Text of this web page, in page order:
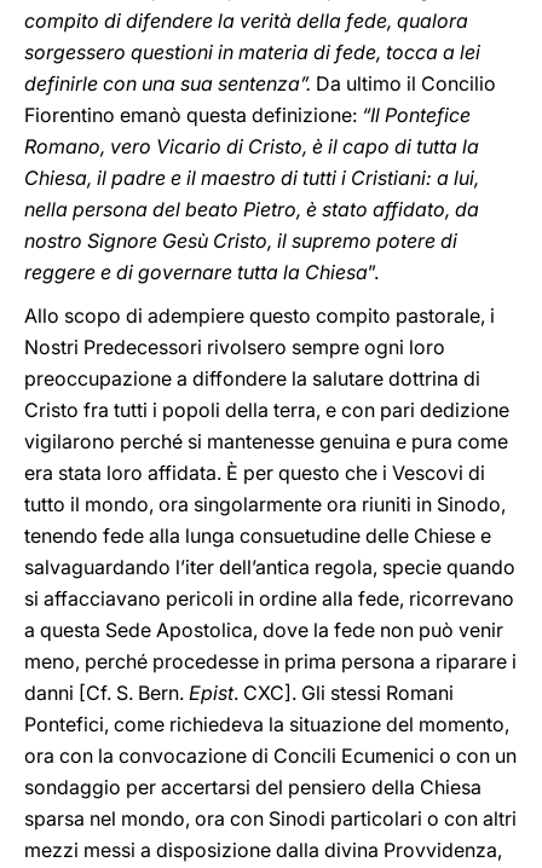
compito di difendere la verità della fede, qualora
sorgessero questioni in materia di fede, tocca a lei
definirle con una sua sentenza”. Da ultimo il Concilio
Fiorentino emanò questa definizione: “Il Pontefice
Romano, vero Vicario di Cristo, è il capo di tutta la
Chiesa, il padre e il maestro di tutti i Cristiani: a lui,
nella persona del beato Pietro, è stato affidato, da
nostro Signore Gesù Cristo, il supremo potere di
reggere e di governare tutta la Chiesa”.
Allo scopo di adempiere questo compito pastorale, i
Nostri Predecessori rivolsero sempre ogni loro
preoccupazione a diffondere la salutare dottrina di
Cristo fra tutti i popoli della terra, e con pari dedizione
vigilarono perché si mantenesse genuina e pura come
era stata loro affidata. È per questo che i Vescovi di
tutto il mondo, ora singolarmente ora riuniti in Sinodo,
tenendo fede alla lunga consuetudine delle Chiese e
salvaguardando l’iter dell’antica regola, specie quando
si affacciavano pericoli in ordine alla fede, ricorrevano
a questa Sede Apostolica, dove la fede non può venir
meno, perché procedesse in prima persona a riparare i
danni [Cf. S. Bern. Epist. CXC]. Gli stessi Romani
Pontefici, come richiedeva la situazione del momento,
ora con la convocazione di Concili Ecumenici o con un
sondaggio per accertarsi del pensiero della Chiesa
sparsa nel mondo, ora con Sinodi particolari o con altri
mezzi messi a disposizione dalla divina Provvidenza,